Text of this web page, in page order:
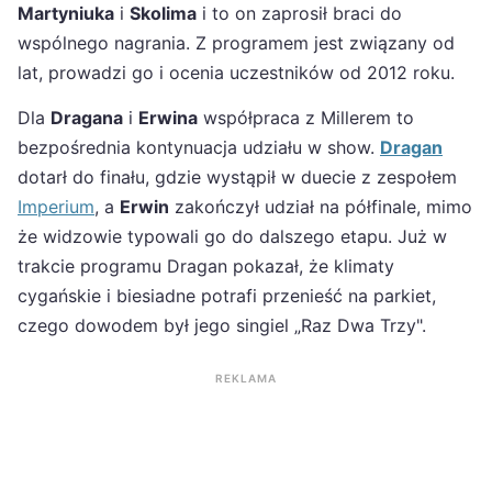
Martyniuka i Skolima i to on zaprosił braci do
wspólnego nagrania. Z programem jest związany od
lat, prowadzi go i ocenia uczestników od 2012 roku.
Dla Dragana i Erwina współpraca z Millerem to
bezpośrednia kontynuacja udziału w show. Dragan
dotarł do finału, gdzie wystąpił w duecie z zespołem
Imperium, a Erwin zakończył udział na półfinale, mimo
że widzowie typowali go do dalszego etapu. Już w
trakcie programu Dragan pokazał, że klimaty
cygańskie i biesiadne potrafi przenieść na parkiet,
czego dowodem był jego singiel „Raz Dwa Trzy".
REKLAMA